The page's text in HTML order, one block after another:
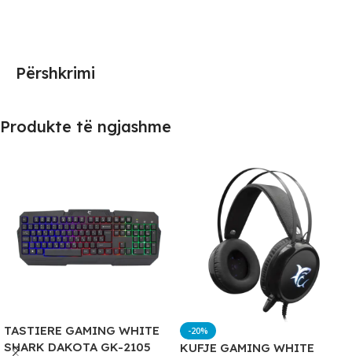
Përshkrimi
Produkte të ngjashme
TASTIERE GAMING WHITE
SHARK DAKOTA GK-2105
-20%
KUFJE GAMING WHITE